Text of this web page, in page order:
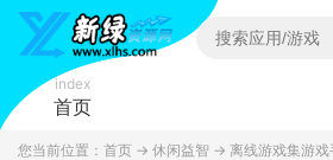
index
首页
您当前位置： 首页 → 休闲益智 → 离线游戏集游